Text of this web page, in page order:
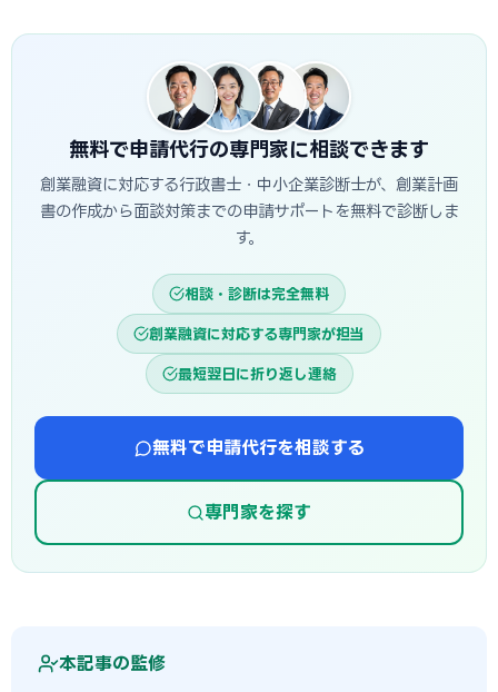
資実行までおおむね3週間〜1.5か月程度が目安です。信用保
証協会・制度融資は金融機関と保証協会の二段階審査のた
め、もう少し時間がかかる場合があります。創業スケジュール
から逆算し、早めに準備を始めることが重要です。
無料で申請代行の専門家に相談できます
創業融資に対応する行政書士・中小企業診断士が、創業計画
書の作成から面談対策までの申請サポートを無料で診断しま
す。
相談・診断は完全無料
創業融資に対応する専門家が担当
最短翌日に折り返し連絡
無料で申請代行を相談する
専門家を探す
本記事の監修